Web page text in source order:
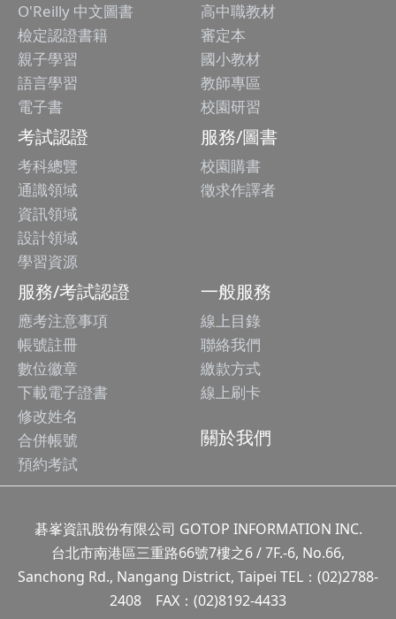
O'Reilly 中文圖書
檢定認證書籍
親子學習
語言學習
電子書
高中職教材
審定本
國小教材
教師專區
校園研習
考試認證
考科總覽
通識領域
資訊領域
設計領域
學習資源
服務/圖書
校園購書
徵求作譯者
服務/考試認證
應考注意事項
帳號註冊
數位徽章
下載電子證書
修改姓名
合併帳號
預約考試
一般服務
線上目錄
聯絡我們
繳款方式
線上刷卡
關於我們
碁峯資訊股份有限公司 GOTOP INFORMATION INC.
台北市南港區三重路66號7樓之6 / 7F.-6, No.66,
Sanchong Rd., Nangang District, Taipei TEL：(02)2788-
2408 FAX：(02)8192-4433